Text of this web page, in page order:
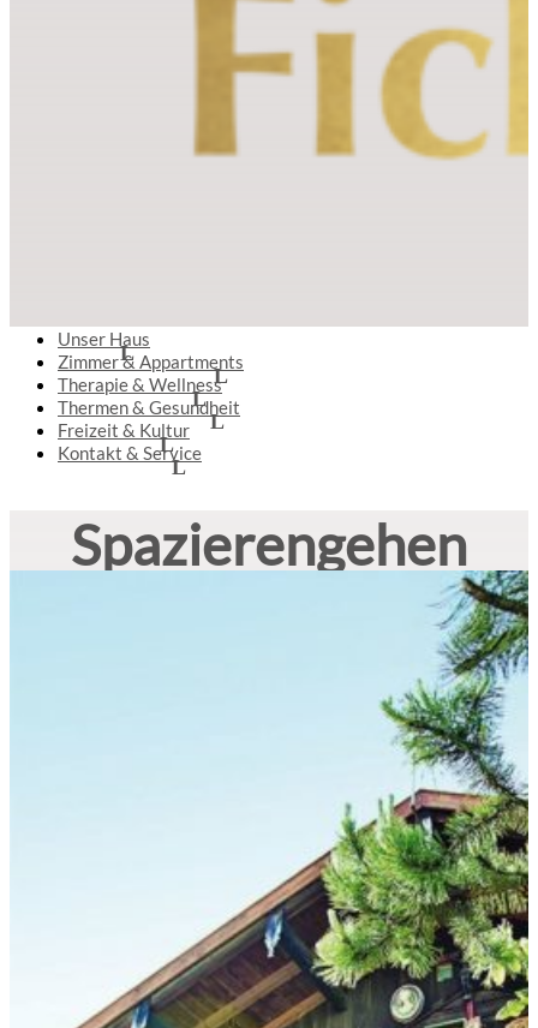
Unser Haus
Zimmer & Appartments
Therapie & Wellness
Thermen & Gesundheit
Freizeit & Kultur
Kontakt & Service
Spazierengehen